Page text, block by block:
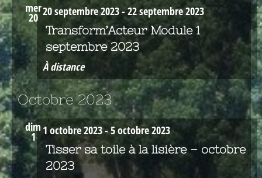
mer
20 20 septembre 2023-22 septembre 2023
Transform’Acteur Module 1
septembre 2023
À distance
Octobre 2023
dim
1 1 octobre 2023-5 octobre 2023
Tisser sa toile à la lisière – octobre
2023